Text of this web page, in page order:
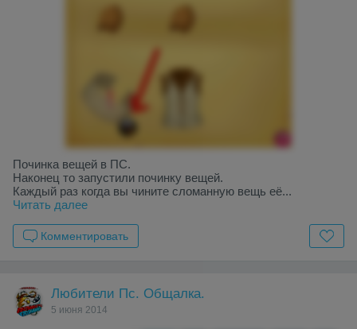
Починка вещей в ПС.
Наконец то запустили починку вещей.
Каждый раз когда вы чините сломанную вещь её...
Читать далее
Комментировать
Любители Пс. Общалка.
5 июня 2014